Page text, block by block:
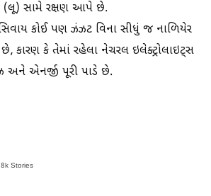
(લૂ) સામે રક્ષણ આપે છે.
કોઈ પણ ઝંઝટ વિના સીધું જ નાળિયેર
કારણ કે તેમાં રહેલા નેચરલ ઇલેક્ટ્રોલાઇટ્સ
અને એનર્જી પૂરી પાડે છે.
Stories